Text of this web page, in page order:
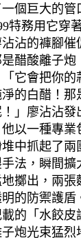
個巨大的管
特務用它穿
沾的褲腳催
醋酸離子炮
它會把你的
的白醋！那
！」廖沾沾
以一種專業
中抓起了兩
法，瞬間擴
擲出，兩張
的防禦護盾
載的「水餃
炮光束猛烈